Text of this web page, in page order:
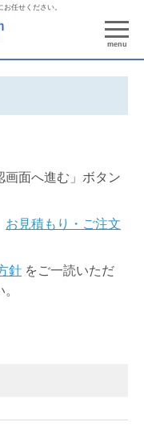
任せください。
menu
画面へ進む」ボタン
お見積もり・ご注文
針 をご一読いただ